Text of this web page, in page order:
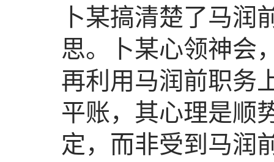
卜某搞清楚了马
思。卜某心领神会
再利用马润前职务
平账，其心理是顺
定，而非受到马润